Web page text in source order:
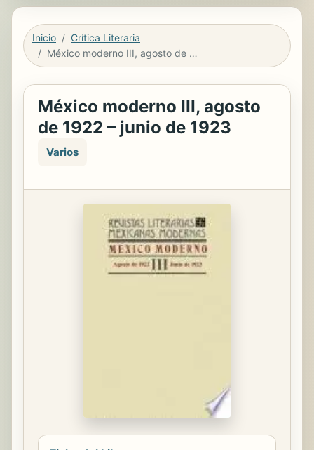
Inicio
Crítica Literaria
México moderno III, agosto de 1922 – junio de 1923
México moderno III, agosto
de 1922 – junio de 1923
Varios